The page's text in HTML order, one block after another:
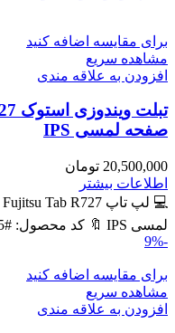
برای مقایسه اضافه کنید
مشاهده سریع
افزودن به علاقه مندی
صفحه لمسی IPS
20,500,000 تومان
اطلاعات بیشتر
لمسی IPS 🔖 کد محصول: #40765 💎
-9%
برای مقایسه اضافه کنید
مشاهده سریع
افزودن به علاقه مندی